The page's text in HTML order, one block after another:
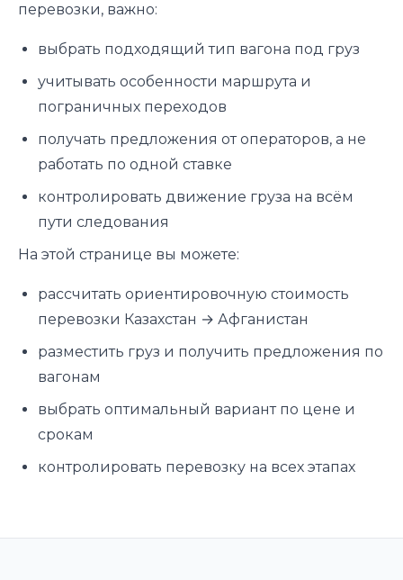
перевозки, важно:
выбрать подходящий тип вагона под груз
учитывать особенности маршрута и
пограничных переходов
получать предложения от операторов, а не
работать по одной ставке
контролировать движение груза на всём
пути следования
На этой странице вы можете:
рассчитать ориентировочную стоимость
перевозки Казахстан → Афганистан
разместить груз и получить предложения по
вагонам
выбрать оптимальный вариант по цене и
срокам
контролировать перевозку на всех этапах